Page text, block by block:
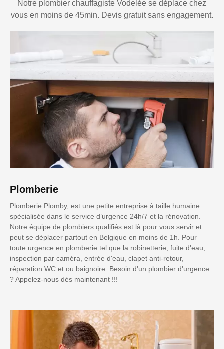
Notre plombier chauffagiste Vodelée se déplace chez
vous en moins de 45min. Devis gratuit sans engagement.
Plomberie
Plomberie Plomby, est une petite entreprise à taille humaine
spécialisée dans le service d’urgence 24h/7 et la rénovation.
Notre équipe de plombiers qualifiés est là pour vous servir et
peut se déplacer partout en Belgique en moins de 1h. Pour
toute urgence en plomberie tel que la robinetterie, fuite d'eau,
inspection par caméra, entrée d'eau, clapet anti-retour,
réparation WC et ou baignoire. Besoin d'un plombier d'urgence
? Appelez-nous dès maintenant !!!